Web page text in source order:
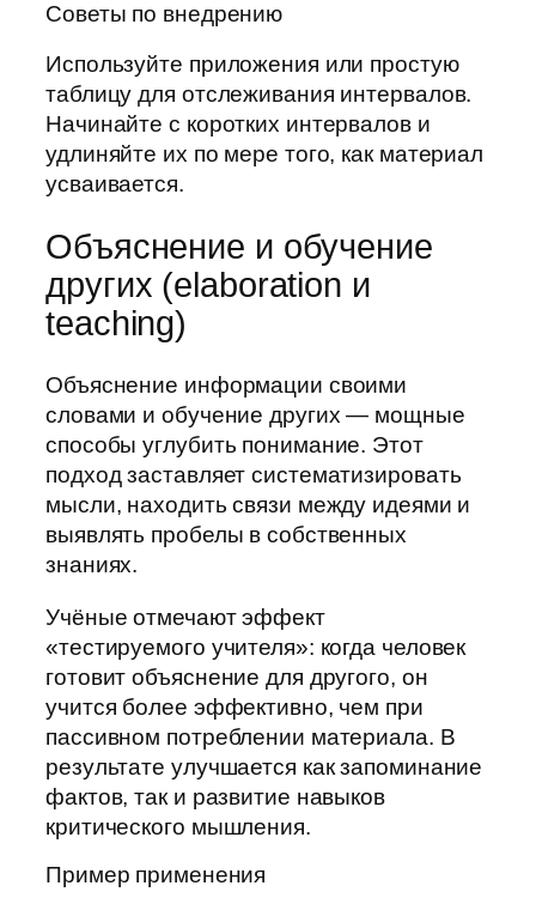
Советы по внедрению
Используйте приложения или простую
таблицу для отслеживания интервалов.
Начинайте с коротких интервалов и
удлиняйте их по мере того, как материал
усваивается.
Объяснение и обучение
других (elaboration и
teaching)
Объяснение информации своими
словами и обучение других — мощные
способы углубить понимание. Этот
подход заставляет систематизировать
мысли, находить связи между идеями и
выявлять пробелы в собственных
знаниях.
Учёные отмечают эффект
«тестируемого учителя»: когда человек
готовит объяснение для другого, он
учится более эффективно, чем при
пассивном потреблении материала. В
результате улучшается как запоминание
фактов, так и развитие навыков
критического мышления.
Пример применения